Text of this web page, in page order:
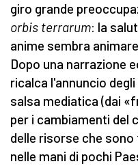
giro grande
orbis terrarum: la
anime sembra
Dopo una narrazione
ricalca l'annuncio
salsa mediatica (dai
per i cambiamenti del
delle risorse che
nelle mani di pochi